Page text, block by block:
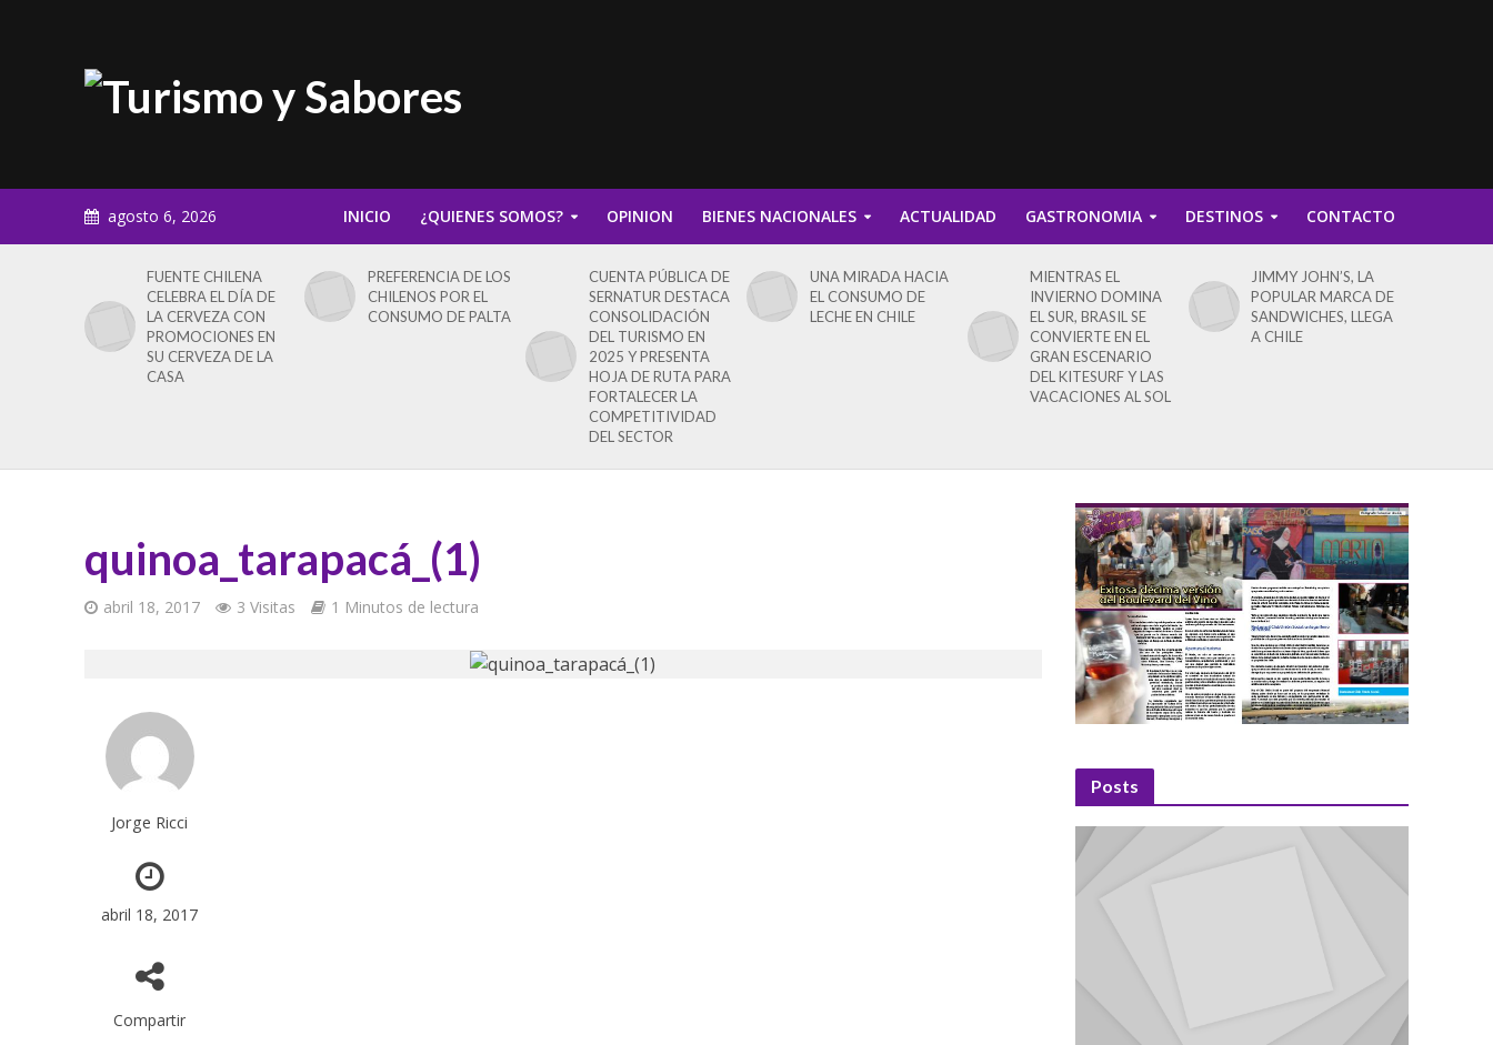
agosto 6, 2026 INICIO ¿QUIENES SOMOS? OPINION BIENES NACIONALES ACTUALIDAD GASTRONOMIA DESTINOS CONTACTO
FUENTE CHILENA
CELEBRA EL DÍA DE
LA CERVEZA CON
PROMOCIONES EN
SU CERVEZA DE LA
CASA
PREFERENCIA DE LOS
CHILENOS POR EL
CONSUMO DE PALTA
CUENTA PÚBLICA DE
SERNATUR DESTACA
CONSOLIDACIÓN
DEL TURISMO EN
2025 Y PRESENTA
HOJA DE RUTA PARA
FORTALECER LA
COMPETITIVIDAD
DEL SECTOR
UNA MIRADA HACIA
EL CONSUMO DE
LECHE EN CHILE
MIENTRAS EL
INVIERNO DOMINA
EL SUR, BRASIL SE
CONVIERTE EN EL
GRAN ESCENARIO
DEL KITESURF Y LAS
VACACIONES AL SOL
JIMMY JOHN’S, LA
POPULAR MARCA DE
SANDWICHES, LLEGA
A CHILE
quinoa_tarapacá_(1)
abril 18, 2017 3 Visitas 1 Minutos de lectura
Jorge Ricci
abril 18, 2017
Compartir
Posts